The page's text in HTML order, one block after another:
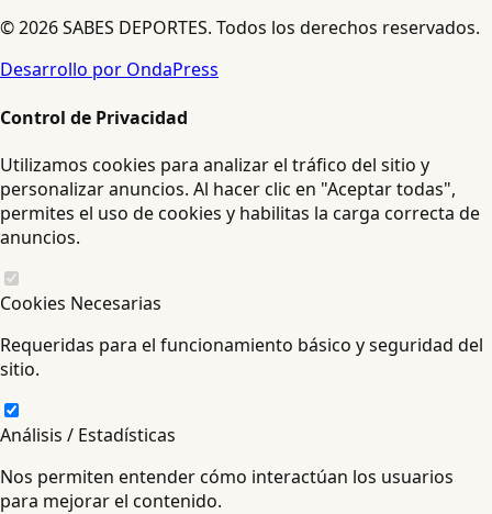
© 2026 SABES DEPORTES. Todos los derechos reservados.
Desarrollo por OndaPress
Control de Privacidad
Utilizamos cookies para analizar el tráfico del sitio y
personalizar anuncios. Al hacer clic en "Aceptar todas",
permites el uso de cookies y habilitas la carga correcta de
anuncios.
Cookies Necesarias
Requeridas para el funcionamiento básico y seguridad del
sitio.
Análisis / Estadísticas
Nos permiten entender cómo interactúan los usuarios
para mejorar el contenido.